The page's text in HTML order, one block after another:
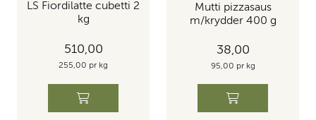
LS Fiordilatte cubetti 2
kg
510,00
255,00 pr kg
Mutti pizzasaus
m/krydder 400 g
38,00
95,00 pr kg